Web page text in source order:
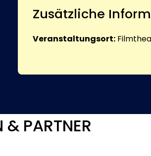
Zusätzliche
Veranstaltungsort:
& PARTNER